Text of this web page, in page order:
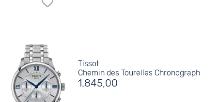
Tissot
Chemin des Tourelles Chronograph
1.845,00